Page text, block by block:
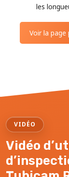
les
Voir la
VIDÉO
Vidéo